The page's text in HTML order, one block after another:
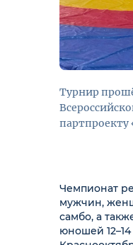
Турнир
Чемпионат
мужчин,
самбо, а
юношей